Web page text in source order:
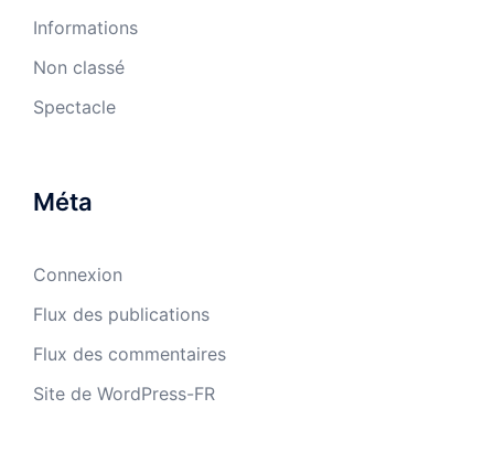
Informations
Non classé
Spectacle
Méta
Connexion
Flux des publications
Flux des commentaires
Site de WordPress-FR